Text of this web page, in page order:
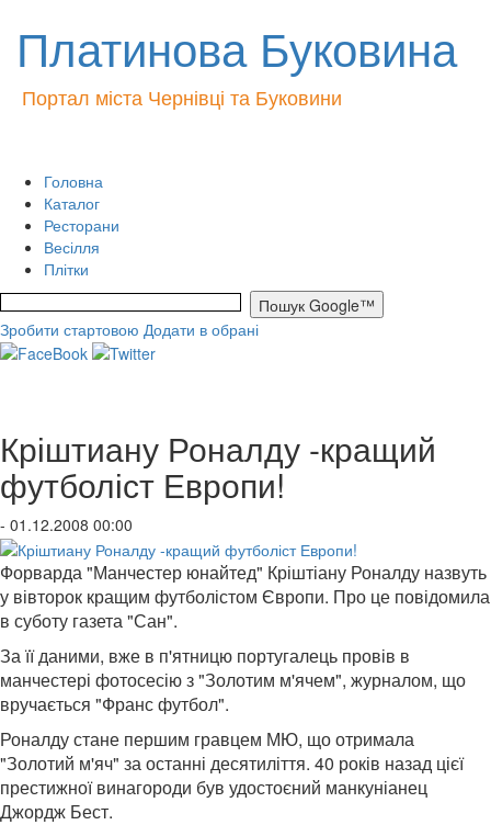
Платинова Буковина
Портал міста Чернівці та Буковини
Головна
Каталог
Ресторани
Весілля
Плітки
Зробити стартовою Додати в обрані
Кріштиану Роналду -кращий
футболіст Европи!
- 01.12.2008 00:00
Форварда "Манчестер юнайтед" Кріштіану Роналду назвуть
у вівторок кращим футболістом Європи. Про це повідомила
в суботу газета "Сан".
За її даними, вже в п'ятницю португалець провів в
манчестері фотосесію з "Золотим м'ячем", журналом, що
вручається "Франс футбол".
Роналду стане першим гравцем МЮ, що отримала
"Золотий м'яч" за останні десятиліття. 40 років назад цієї
престижної винагороди був удостоєний манкуніанец
Джордж Бест.